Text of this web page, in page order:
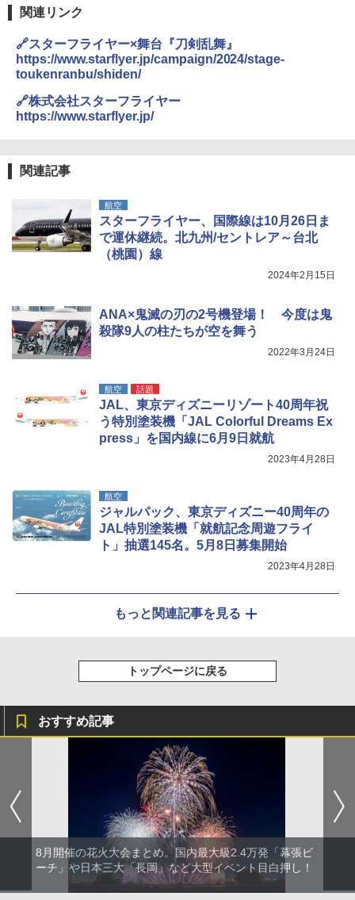
関連リンク
🔗スターフライヤー×舞台『刀剣乱舞』
https://www.starflyer.jp/campaign/2024/stage-
toukenranbu/shiden/
🔗株式会社スターフライヤー
https://www.starflyer.jp/
関連記事
航空
スターフライヤー、国際線は10月26日ま
で運休継続。北九州/セントレア～台北
（桃園）線
2024年2月15日
ANA×鬼滅の刃の2号機登場！ 今度は鬼
殺隊9人の柱たちが空を舞う
2022年3月24日
航空 話題
JAL、東京ディズニーリゾート40周年祝
う特別塗装機「JAL Colorful Dreams Ex
press」を国内線に6月9日就航
2023年4月28日
航空
ジャルパック、東京ディズニー40周年の
JAL特別塗装機「就航記念周遊フライ
ト」抽選145名。5月8日募集開始
2023年4月28日
もっと関連記事を見る
トップページに戻る
おすすめ記事
8月開催の花火大会まとめ。国内最大級2.4万発「幕張ビ
ーチ」や日本三大「長岡」など大型イベント目白押し！